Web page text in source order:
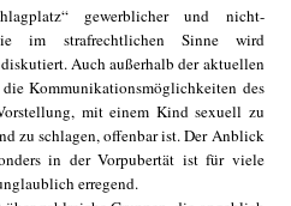
gewerblicher und nicht-
im strafrechtlichen Sinne wird
Auch außerhalb der aktuellen
Kommunikationsmöglichkeiten des
mit einem Kind sexuell zu
zu schlagen, offenbar ist. Der Anblick
in der Vorpubertät ist für viele
erregend.